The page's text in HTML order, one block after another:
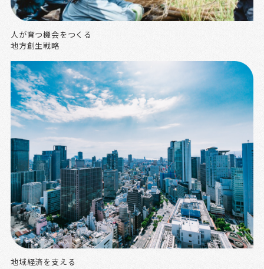
人が育つ機会をつくる
地方創生戦略
地域経済を支える